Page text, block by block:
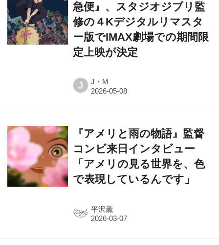
急便』、スタジオジブリ監
修の４Kデジタルリマスタ
ー版でIMAX劇場での期間限
定上映が決定
J J・M
『アメリと雨の物語』監督
コンビ来日インタビュー
「アメリの見る世界を、色
で表現しているんです」
平沢薫